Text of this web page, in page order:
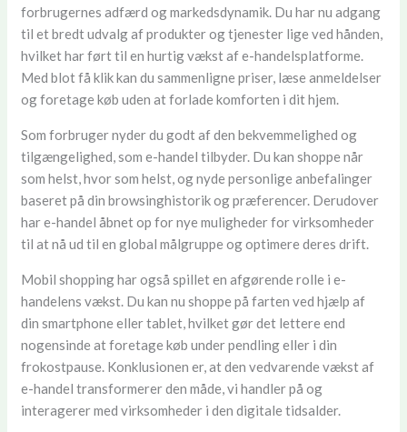
forbrugernes adfærd og markedsdynamik. Du har nu adgang
til et bredt udvalg af produkter og tjenester lige ved hånden,
hvilket har ført til en hurtig vækst af e-handelsplatforme.
Med blot få klik kan du sammenligne priser, læse anmeldelser
og foretage køb uden at forlade komforten i dit hjem.
Som forbruger nyder du godt af den bekvemmelighed og
tilgængelighed, som e-handel tilbyder. Du kan shoppe når
som helst, hvor som helst, og nyde personlige anbefalinger
baseret på din browsinghistorik og præferencer. Derudover
har e-handel åbnet op for nye muligheder for virksomheder
til at nå ud til en global målgruppe og optimere deres drift.
Mobil shopping har også spillet en afgørende rolle i e-
handelens vækst. Du kan nu shoppe på farten ved hjælp af
din smartphone eller tablet, hvilket gør det lettere end
nogensinde at foretage køb under pendling eller i din
frokostpause. Konklusionen er, at den vedvarende vækst af
e-handel transformerer den måde, vi handler på og
interagerer med virksomheder i den digitale tidsalder.